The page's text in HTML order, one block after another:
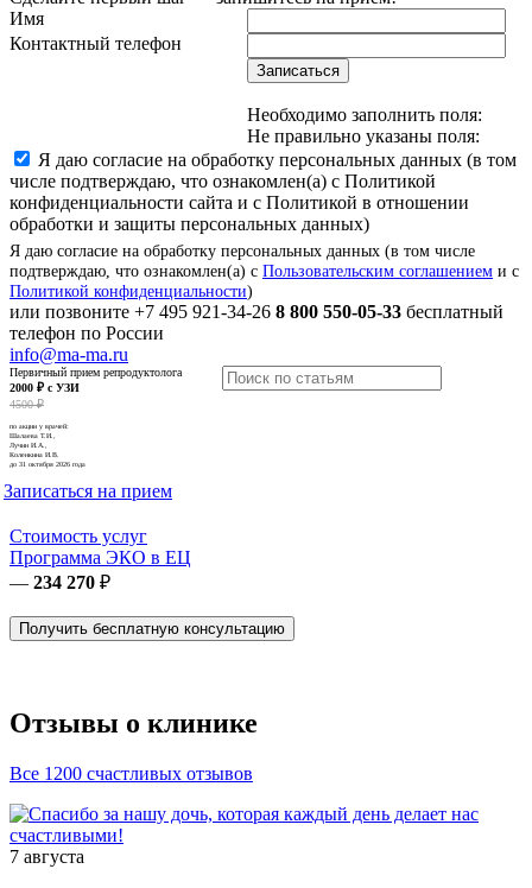
Имя
Контактный телефон
Записаться
Необходимо заполнить поля:
Не правильно указаны поля:
Я даю согласие на обработку персональных данных (в том
числе подтверждаю, что ознакомлен(а) с Политикой
конфиденциальности сайта и с Политикой в отношении
обработки и защиты персональных данных)
Я даю согласие на обработку персональных данных (в том числе
подтверждаю, что ознакомлен(а) с Пользовательским соглашением и с
Политикой конфиденциальности)
или позвоните +7 495 921-34-26 8 800 550-05-33 бесплатный
телефон по России
info@ma-ma.ru
Первичный прием репродуктолога
2000 ₽ с УЗИ
4500 ₽
по акции у врачей:
Шалаева Т.И.,
Лучин И.А.,
Коленкина И.В.
до 31 октября 2026 года
Записаться на прием
Стоимость услуг
Программа ЭКО в ЕЦ
— 234 270 ₽
Получить бесплатную консультацию
Отзывы о клинике
Все 1200 счастливых отзывов
7 августа